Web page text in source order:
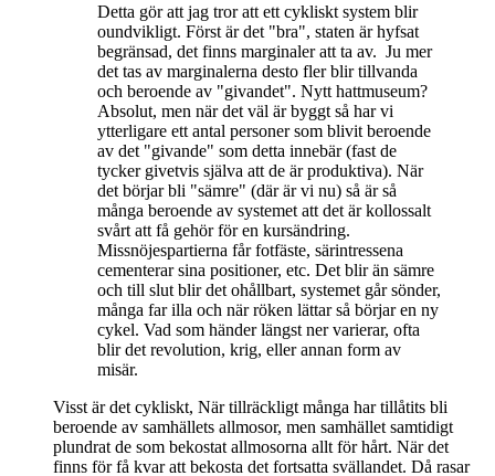
Detta gör att jag tror att ett cykliskt system blir
oundvikligt. Först är det "bra", staten är hyfsat
begränsad, det finns marginaler att ta av. Ju mer
det tas av marginalerna desto fler blir tillvanda
och beroende av "givandet". Nytt hattmuseum?
Absolut, men när det väl är byggt så har vi
ytterligare ett antal personer som blivit beroende
av det "givande" som detta innebär (fast de
tycker givetvis själva att de är produktiva). När
det börjar bli "sämre" (där är vi nu) så är så
många beroende av systemet att det är kollossalt
svårt att få gehör för en kursändring.
Missnöjespartierna får fotfäste, särintressena
cementerar sina positioner, etc. Det blir än sämre
och till slut blir det ohållbart, systemet går sönder,
många far illa och när röken lättar så börjar en ny
cykel. Vad som händer längst ner varierar, ofta
blir det revolution, krig, eller annan form av
misär.
Visst är det cykliskt, När tillräckligt många har tillåtits bli
beroende av samhällets allmosor, men samhället samtidigt
plundrat de som bekostat allmosorna allt för hårt. När det
finns för få kvar att bekosta det fortsatta svällandet. Då rasar